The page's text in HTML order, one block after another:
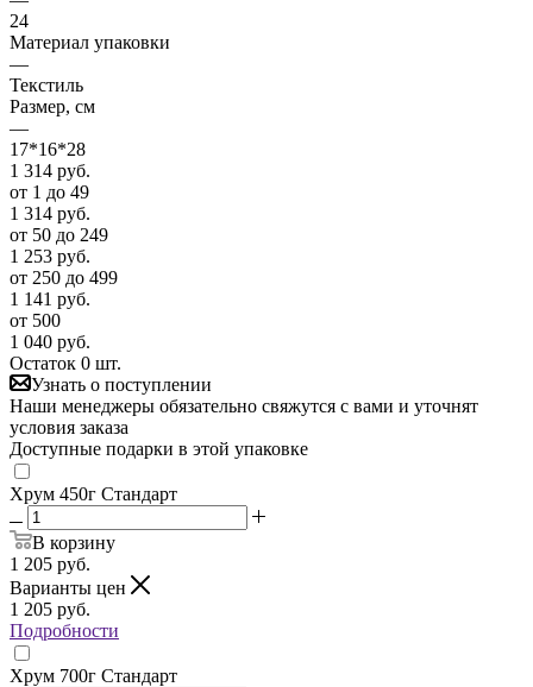
24
Материал упаковки
—
Текстиль
Размер, см
—
17*16*28
1 314 руб.
от 1 до 49
1 314 руб.
от 50 до 249
1 253 руб.
от 250 до 499
1 141 руб.
от 500
1 040 руб.
Остаток 0 шт.
Узнать о поступлении
Наши менеджеры обязательно свяжутся с вами и уточнят
условия заказа
Доступные подарки в этой упаковке
Хрум 450г Стандарт
В корзину
1 205 руб.
Варианты цен
1 205 руб.
Подробности
Хрум 700г Стандарт